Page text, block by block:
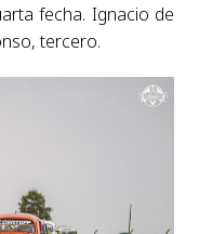
fecha. Ignacio de
tercero.